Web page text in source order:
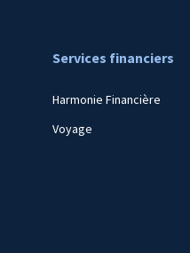
Services financiers
Harmonie Financière
Voyage